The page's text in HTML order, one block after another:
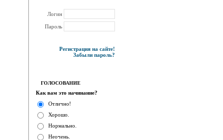
Логин
Пароль
Регистрация на сайте!
Забыли пароль?
ГОЛОСОВАНИЕ
Как вам это начинание?
Отлично!
Хорошо.
Нормально.
Неочень.